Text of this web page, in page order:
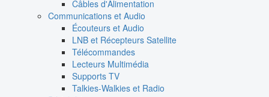
Câbles d'Alimentation
Communications et Audio
Écouteurs et Audio
LNB et Récepteurs Satellite
Télécommandes
Lecteurs Multimédia
Supports TV
Talkies-Walkies et Radio